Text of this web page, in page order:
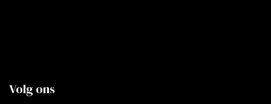
Volg ons